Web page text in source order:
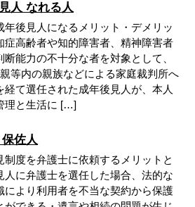
人 なれる人
年後見人になるメリット・デメリッ
高齢者や知的障害者、精神障害者
断能力の不十分な者を対象として、
等内の親族などによる家庭裁判所へ
経て選任された成年後見人が、本人
理と生活に […]
佐人
制度を弁護士に依頼するメリットと
人に弁護士を選任した場合、法的な
により利用者を不当な契約から保護